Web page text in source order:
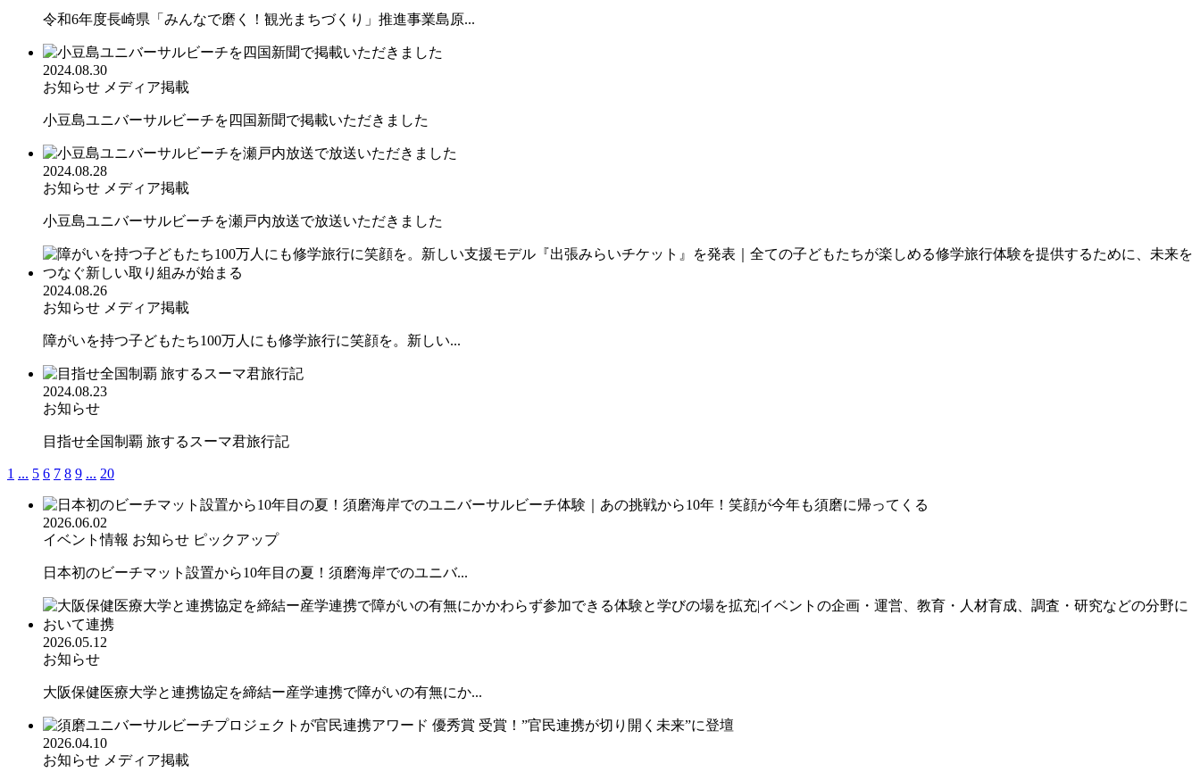
令和6年度長崎県「みんなで磨く！観光まちづくり」推進事業島原...
2024.08.30
お知らせ メディア掲載
小豆島ユニバーサルビーチを四国新聞で掲載いただきました
2024.08.28
お知らせ メディア掲載
小豆島ユニバーサルビーチを瀬戸内放送で放送いただきました
2024.08.26
お知らせ メディア掲載
障がいを持つ子どもたち100万人にも修学旅行に笑顔を。新しい...
2024.08.23
お知らせ
目指せ全国制覇 旅するスーマ君旅行記
1 ... 5 6 7 8 9 ... 20
2026.06.02
イベント情報 お知らせ ピックアップ
日本初のビーチマット設置から10年目の夏！須磨海岸でのユニバ...
2026.05.12
お知らせ
大阪保健医療大学と連携協定を締結ー産学連携で障がいの有無にか...
2026.04.10
お知らせ メディア掲載